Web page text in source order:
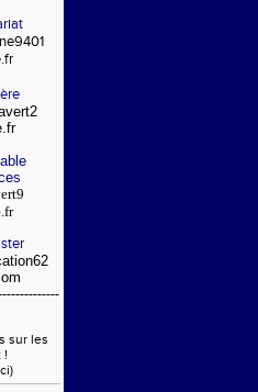
sur les
!